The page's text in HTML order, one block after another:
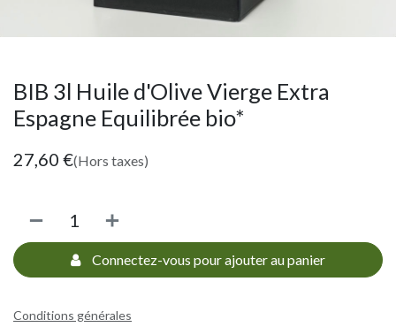
BIB 3l Huile d'Olive Vierge Extra
Espagne Equilibrée bio*
27,60 €(Hors taxes)
Connectez-vous pour ajouter au panier
Conditions générales